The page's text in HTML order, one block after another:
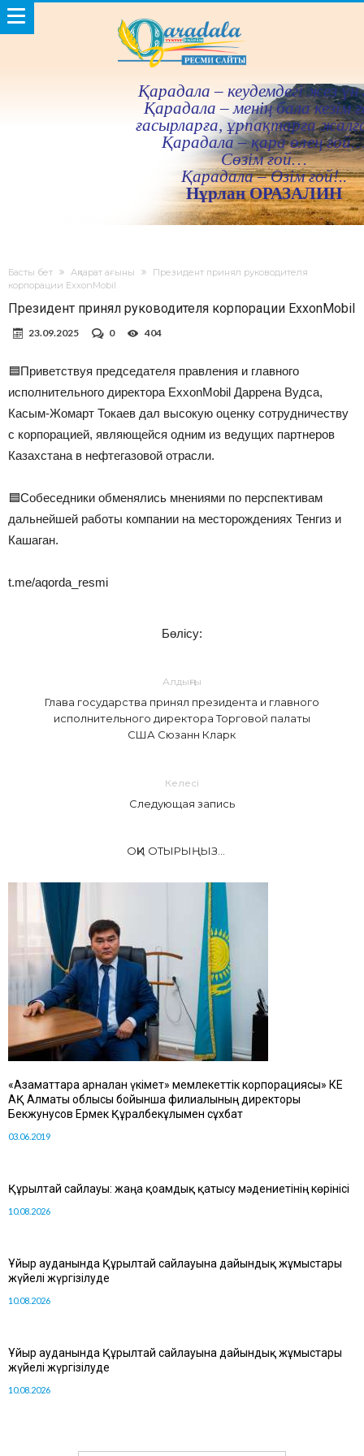
Қарадала – кеудемдегi жез үн
Қарадала – менiң бала кезiм
ғасырларға, ұрпақтарға
Қарадала – қара өлең
Сөзiм ғой…
Қарадала – Өзiм ғой!..
Нұрлан ОРАЗАЛИН
Басты бет Ақпарат ағыны
Президент принял руководителя
корпорации ExxonMobil
Президент принял руководителя корпорации ExxonMobil
23.09.2025 0 404
🟦Приветствуя председателя правления и главного
исполнительного директора ExxonMobil Даррена Вудса,
Касым-Жомарт Токаев дал высокую оценку сотрудничеству
с корпорацией, являющейся одним из ведущих партнеров
Казахстана в нефтегазовой отрасли.
🟦Собеседники обменялись мнениями по перспективам
дальнейшей работы компании на месторождениях Тенгиз и
Кашаган.
t.me/aqorda_resmi
Бөлісу:
Алдыңғы
Глава государства принял президента и главного
исполнительного директора Торговой палаты
США Сюзанн Кларк
Келесі
Следующая запись
ОҚИ ОТЫРЫҢЫЗ...
«Азаматтарға арналған үкімет» мемлекеттік корпорациясы» КЕ
АҚ Алматы облысы бойынша филиалының директоры
Бекжунусов Ермек Құралбекұлымен сұхбат
03.06.2019
Құрылтай сайлауы: жаңа қоғамдық қатысу мәдениетінің көрінісі
10.08.2026
Ұйғыр ауданында Құрылтай сайлауына дайындық жұмыстары
жүйелі жүргізілуде
10.08.2026
Ұйғыр ауданында Құрылтай сайлауына дайындық жұмыстары
жүйелі жүргізілуде
10.08.2026